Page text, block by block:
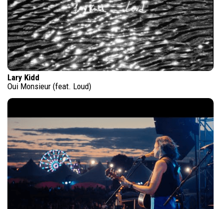
Lary Kidd
Oui Monsieur (feat. Loud)